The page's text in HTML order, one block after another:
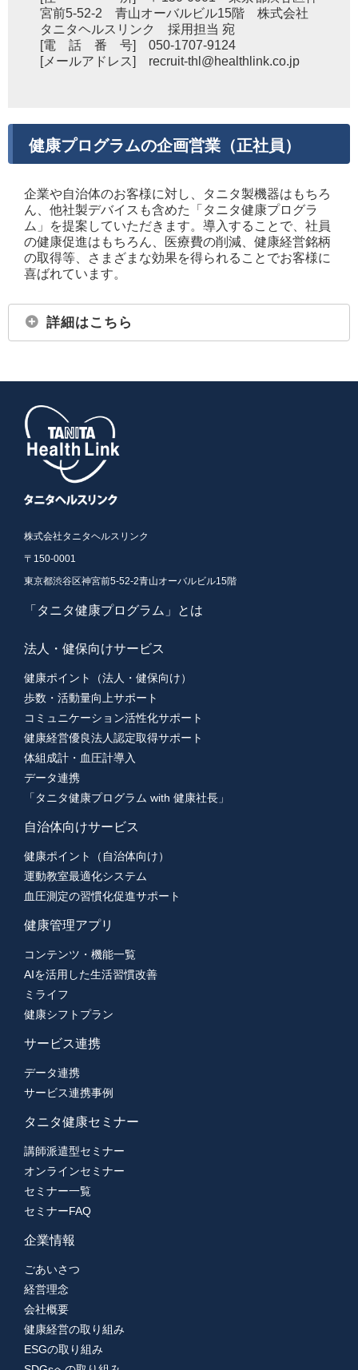
宮前5-52-2 青山オーバルビル15階 株式会社
タニタヘルスリンク 採用担当 宛
[電 話 番 号] 050-1707-9124
[メールアドレス] recruit-thl@healthlink.co.jp
健康プログラムの企画営業（正社員）
企業や自治体のお客様に対し、タニタ製機器はもちろ
ん、他社製デバイスも含めた「タニタ健康プログラ
ム」を提案していただきます。導入することで、社員
の健康促進はもちろん、医療費の削減、健康経営銘柄
の取得等、さまざまな効果を得られることでお客様に
喜ばれています。
詳細はこちら
株式会社タニタヘルスリンク
〒150-0001
東京都渋谷区神宮前5-52-2青山オーバルビル15階
「タニタ健康プログラム」とは
法人・健保向けサービス
健康ポイント（法人・健保向け）
歩数・活動量向上サポート
コミュニケーション活性化サポート
健康経営優良法人認定取得サポート
体組成計・血圧計導入
データ連携
「タニタ健康プログラム with 健康社長」
自治体向けサービス
健康ポイント（自治体向け）
運動教室最適化システム
血圧測定の習慣化促進サポート
健康管理アプリ
コンテンツ・機能一覧
AIを活用した生活習慣改善
ミライフ
健康シフトプラン
サービス連携
データ連携
サービス連携事例
タニタ健康セミナー
講師派遣型セミナー
オンラインセミナー
セミナー一覧
セミナーFAQ
企業情報
ごあいさつ
経営理念
会社概要
健康経営の取り組み
ESGの取り組み